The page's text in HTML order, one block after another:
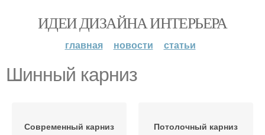
ИДЕИ ДИЗАЙНА ИНТЕРЬЕРА
главная новости статьи
Шинный карниз
Современный карниз Потолочный карниз